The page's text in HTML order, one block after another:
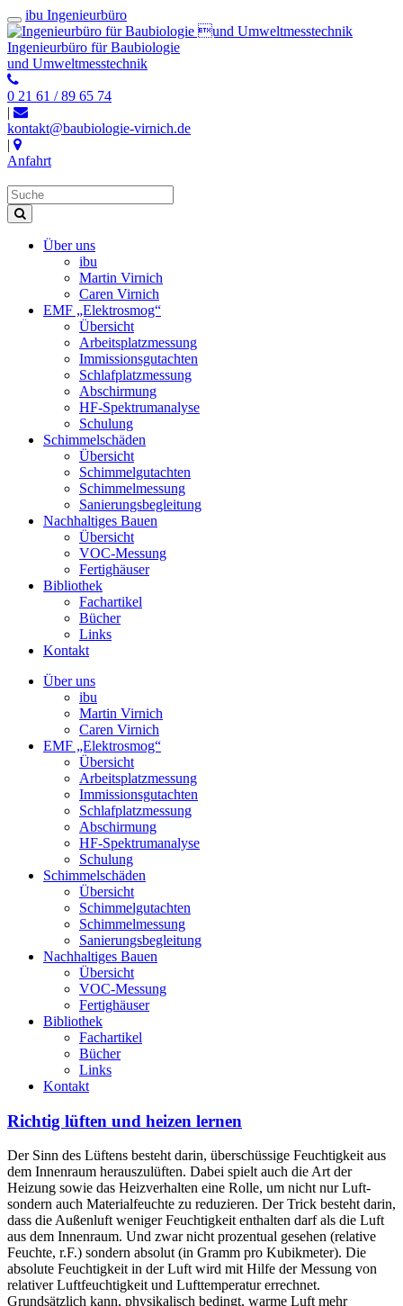
ibu Ingenieurbüro
Ingenieurbüro für Baubiologie
und Umweltmesstechnik
0 21 61 / 89 65 74
|
kontakt@baubiologie-virnich.de
|
Anfahrt
Über uns
ibu
Martin Virnich
Caren Virnich
EMF „Elektrosmog“
Übersicht
Arbeitsplatzmessung
Immissionsgutachten
Schlafplatzmessung
Abschirmung
HF-Spektrumanalyse
Schulung
Schimmelschäden
Übersicht
Schimmelgutachten
Schimmelmessung
Sanierungsbegleitung
Nachhaltiges Bauen
Übersicht
VOC-Messung
Fertighäuser
Bibliothek
Fachartikel
Bücher
Links
Kontakt
Über uns
ibu
Martin Virnich
Caren Virnich
EMF „Elektrosmog“
Übersicht
Arbeitsplatzmessung
Immissionsgutachten
Schlafplatzmessung
Abschirmung
HF-Spektrumanalyse
Schulung
Schimmelschäden
Übersicht
Schimmelgutachten
Schimmelmessung
Sanierungsbegleitung
Nachhaltiges Bauen
Übersicht
VOC-Messung
Fertighäuser
Bibliothek
Fachartikel
Bücher
Links
Kontakt
Richtig lüften und heizen lernen
Der Sinn des Lüftens besteht darin, überschüssige Feuchtigkeit aus
dem Innenraum herauszulüften. Dabei spielt auch die Art der
Heizung sowie das Heizverhalten eine Rolle, um nicht nur Luft-
sondern auch Materialfeuchte zu reduzieren. Der Trick besteht darin,
dass die Außenluft weniger Feuchtigkeit enthalten darf als die Luft
aus dem Innenraum. Und zwar nicht prozentual gesehen (relative
Feuchte, r.F.) sondern absolut (in Gramm pro Kubikmeter). Die
absolute Feuchtigkeit in der Luft wird mit Hilfe der Messung von
relativer Luftfeuchtigkeit und Lufttemperatur errechnet.
Grundsätzlich kann, physikalisch bedingt, warme Luft mehr